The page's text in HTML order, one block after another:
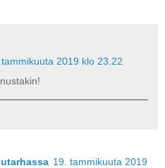
2019 klo 23.22
19. tammikuuta 2019